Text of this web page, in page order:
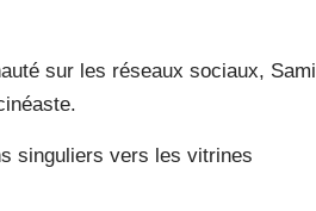
sur les réseaux sociaux, Sami
singuliers vers les vitrines